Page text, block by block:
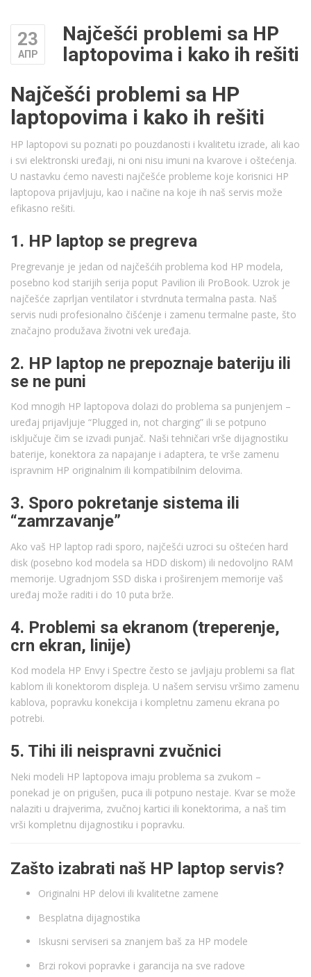
23
АПР
Najčešći problemi sa HP
laptopovima i kako ih rešiti
Najčešći problemi sa HP
laptopovima i kako ih rešiti
HP laptopovi su poznati po pouzdanosti i kvalitetu izrade, ali kao
i svi elektronski uređaji, ni oni nisu imuni na kvarove i oštećenja.
U nastavku ćemo navesti najčešće probleme koje korisnici HP
laptopova prijavljuju, kao i načine na koje ih naš servis može
efikasno rešiti.
1. HP laptop se pregreva
Pregrevanje je jedan od najčešćih problema kod HP modela,
posebno kod starijih serija poput Pavilion ili ProBook. Uzrok je
najčešće zaprljan ventilator i stvrdnuta termalna pasta. Naš
servis nudi profesionalno čišćenje i zamenu termalne paste, što
značajno produžava životni vek uređaja.
2. HP laptop ne prepoznaje bateriju ili
se ne puni
Kod mnogih HP laptopova dolazi do problema sa punjenjem –
uređaj prijavljuje “Plugged in, not charging” ili se potpuno
isključuje čim se izvadi punjač. Naši tehničari vrše dijagnostiku
baterije, konektora za napajanje i adaptera, te vrše zamenu
ispravnim HP originalnim ili kompatibilnim delovima.
3. Sporo pokretanje sistema ili
“zamrzavanje”
Ako vaš HP laptop radi sporo, najčešći uzroci su oštećen hard
disk (posebno kod modela sa HDD diskom) ili nedovoljno RAM
memorije. Ugradnjom SSD diska i proširenjem memorije vaš
uređaj može raditi i do 10 puta brže.
4. Problemi sa ekranom (treperenje,
crn ekran, linije)
Kod modela HP Envy i Spectre često se javljaju problemi sa flat
kablom ili konektorom displeja. U našem servisu vršimo zamenu
kablova, popravku konekcija i kompletnu zamenu ekrana po
potrebi.
5. Tihi ili neispravni zvučnici
Neki modeli HP laptopova imaju problema sa zvukom –
ponekad je on prigušen, puca ili potpuno nestaje. Kvar se može
nalaziti u drajverima, zvučnoj kartici ili konektorima, a naš tim
vrši kompletnu dijagnostiku i popravku.
Zašto izabrati naš HP laptop servis?
Originalni HP delovi ili kvalitetne zamene
Besplatna dijagnostika
Iskusni serviseri sa znanjem baš za HP modele
Brzi rokovi popravke i garancija na sve radove